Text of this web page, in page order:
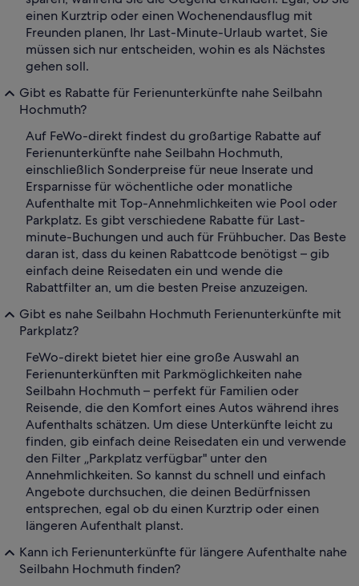
einen Kurztrip oder einen Wochenendausflug mit
Freunden planen, Ihr Last-Minute-Urlaub wartet, Sie
müssen sich nur entscheiden, wohin es als Nächstes
gehen soll.
Gibt es Rabatte für Ferienunterkünfte nahe Seilbahn
Hochmuth?
Auf FeWo-direkt findest du großartige Rabatte auf
Ferienunterkünfte nahe Seilbahn Hochmuth,
einschließlich Sonderpreise für neue Inserate und
Ersparnisse für wöchentliche oder monatliche
Aufenthalte mit Top-Annehmlichkeiten wie Pool oder
Parkplatz. Es gibt verschiedene Rabatte für Last-
minute-Buchungen und auch für Frühbucher. Das Beste
daran ist, dass du keinen Rabattcode benötigst – gib
einfach deine Reisedaten ein und wende die
Rabattfilter an, um die besten Preise anzuzeigen.
Gibt es nahe Seilbahn Hochmuth Ferienunterkünfte mit
Parkplatz?
FeWo-direkt bietet hier eine große Auswahl an
Ferienunterkünften mit Parkmöglichkeiten nahe
Seilbahn Hochmuth – perfekt für Familien oder
Reisende, die den Komfort eines Autos während ihres
Aufenthalts schätzen. Um diese Unterkünfte leicht zu
finden, gib einfach deine Reisedaten ein und verwende
den Filter „Parkplatz verfügbar" unter den
Annehmlichkeiten. So kannst du schnell und einfach
Angebote durchsuchen, die deinen Bedürfnissen
entsprechen, egal ob du einen Kurztrip oder einen
längeren Aufenthalt planst.
Kann ich Ferienunterkünfte für längere Aufenthalte nahe
Seilbahn Hochmuth finden?